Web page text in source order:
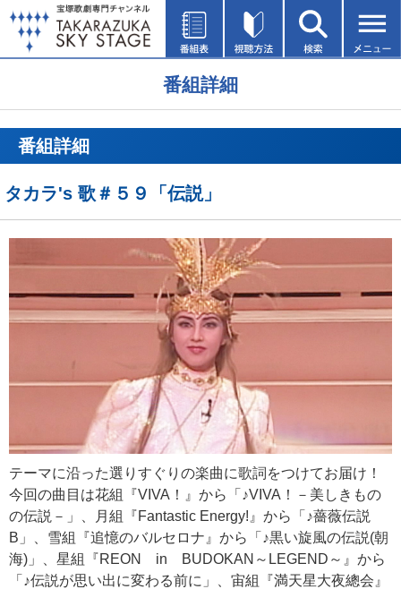
番組詳細
番組詳細
タカラ's 歌＃５９「伝説」
テーマに沿った選りすぐりの楽曲に歌詞をつけてお届け！
今回の曲目は花組『VIVA！』から「♪VIVA！－美しきもの
の伝説－」、月組『Fantastic Energy!』から「♪薔薇伝説
B」、雪組『追憶のバルセロナ』から「♪黒い旋風の伝説(朝
海)」、星組『REON in BUDOKAN～LEGEND～』から
「♪伝説が思い出に変わる前に」、宙組『満天星大夜總会』